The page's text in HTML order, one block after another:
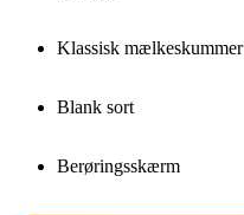
Klassisk mælkeskummer
Blank sort
Berøringsskærm